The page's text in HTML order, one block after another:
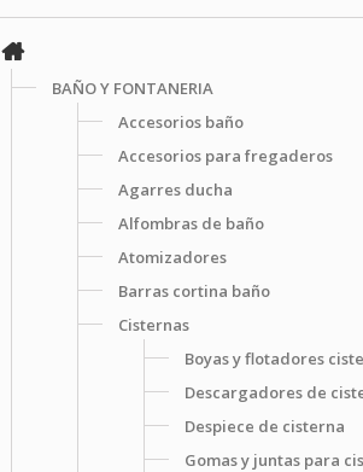
BAÑO Y FONTANERIA
Accesorios baño
Accesorios para fregaderos
Agarres ducha
Alfombras de baño
Atomizadores
Barras cortina baño
Cisternas
Boyas y flotadores
Descargadores de
Despiece de cisterna
Gomas y juntas para